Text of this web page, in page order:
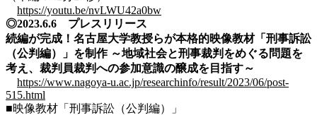
https://youtu.be/nvLWU42a0bw
◎2023.6.6 プレスリリース
続編が完成！名古屋大学教授らが本格的映像教材「刑事訴訟
（公判編）」を制作 ～地域社会と刑事裁判をめぐる問題を
考え、裁判員裁判への参加意識の醸成を目指す～
https://www.nagoya-u.ac.jp/researchinfo/result/2023/06/post-
515.html
■映像教材「刑事訴訟（公判編）」